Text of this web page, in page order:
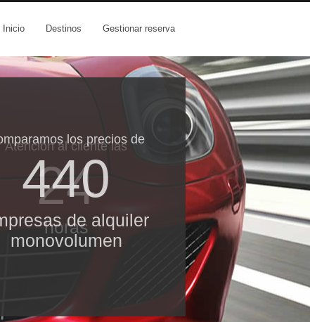
Inicio Destinos Gestionar reserva
los precios de
440
de alquiler
monovolumen
Atención al cliente las
24
horas